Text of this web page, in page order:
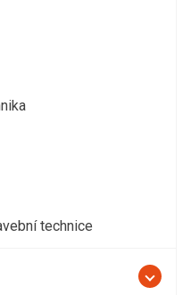
technice